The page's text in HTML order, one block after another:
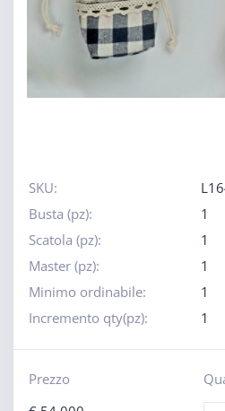
SKU:
Busta (pz):
1
Scatola (pz):
1
Master (pz):
1
Minimo ordinabile:
1
Incremento qty(pz):
1
Prezzo